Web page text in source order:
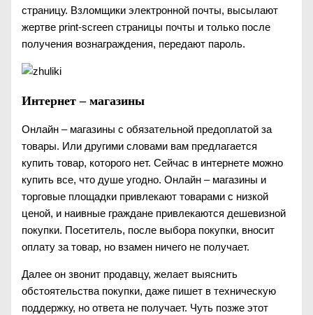
страницу. Взломщики электронной почты, высылают
жертве print-screen страницы почты и только после
получения вознаграждения, передают пароль.
Интернет – магазины
Онлайн – магазины с обязательной предоплатой за
товары. Или другими словами вам предлагается
купить товар, которого нет. Сейчас в интернете можно
купить все, что душе угодно. Онлайн – магазины и
торговые площадки привлекают товарами с низкой
ценой, и наивные граждане привлекаются дешевизной
покупки. Посетитель, после выбора покупки, вносит
оплату за товар, но взамен ничего не получает.
Далее он звонит продавцу, желает выяснить
обстоятельства покупки, даже пишет в техническую
поддержку, но ответа не получает. Чуть позже этот